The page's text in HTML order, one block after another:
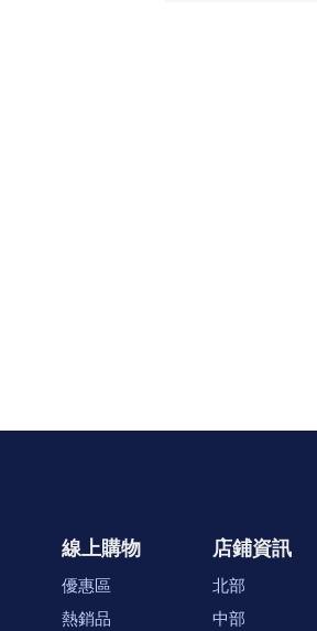
線上購物
優惠區
熱銷品
店鋪資訊
北部
中部